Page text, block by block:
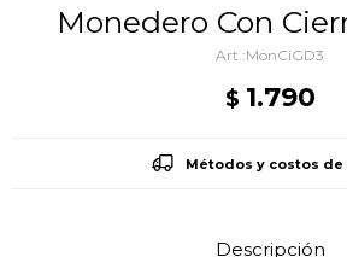
Monedero Con
MonCiGD3
$ 1.790
Métodos y costos de
Descripción